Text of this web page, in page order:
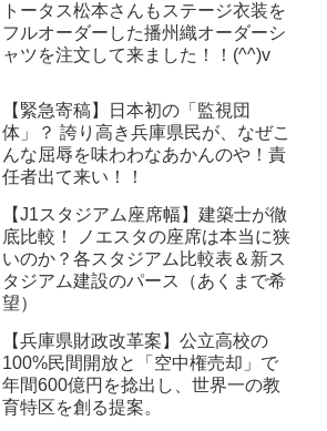
トータス松本さんもステージ衣装を
フルオーダーした播州織オーダーシ
ャツを注文して来ました！！(^^)v
【緊急寄稿】日本初の「監視団
体」？ 誇り高き兵庫県民が、なぜこ
んな屈辱を味わわなあかんのや！責
任者出て来い！！
【J1スタジアム座席幅】建築士が徹
底比較！ ノエスタの座席は本当に狭
いのか？各スタジアム比較表＆新ス
タジアム建設のパース（あくまで希
望）
【兵庫県財政改革案】公立高校の
100%民間開放と「空中権売却」で
年間600億円を捻出し、世界一の教
育特区を創る提案。